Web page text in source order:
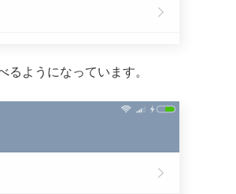
るようになっています。